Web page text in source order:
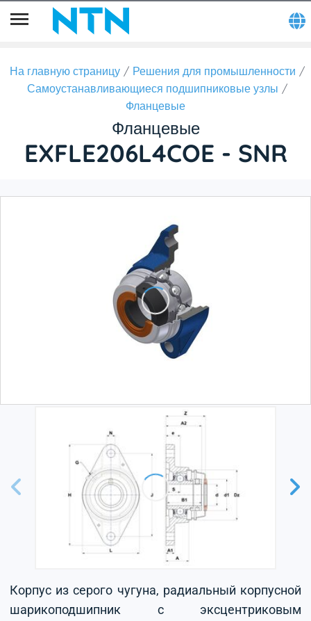
На главную страницу
Решения для промышленности
Самоустанавливающиеся подшипниковые узлы
Фланцевые
Фланцевые
EXFLE206L4COE - SNR
Корпус из серого чугуна, радиальный корпусной
шарикоподшипник с эксцентриковым